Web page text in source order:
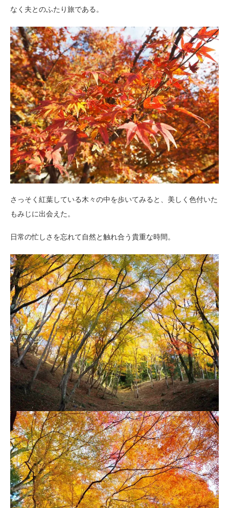
なく夫とのふたり旅である。
さっそく紅葉している木々の中を歩いてみると、美しく色付いた
もみじに出会えた。
日常の忙しさを忘れて自然と触れ合う貴重な時間。